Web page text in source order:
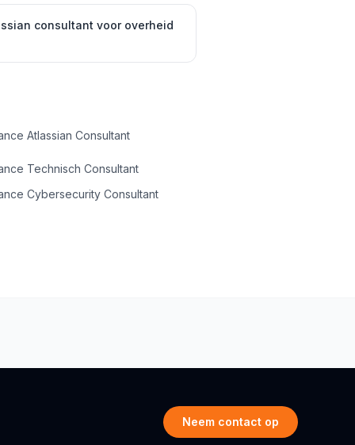
consultant voor overheid
Atlassian Consultant
Technisch Consultant
Cybersecurity Consultant
Neem contact op